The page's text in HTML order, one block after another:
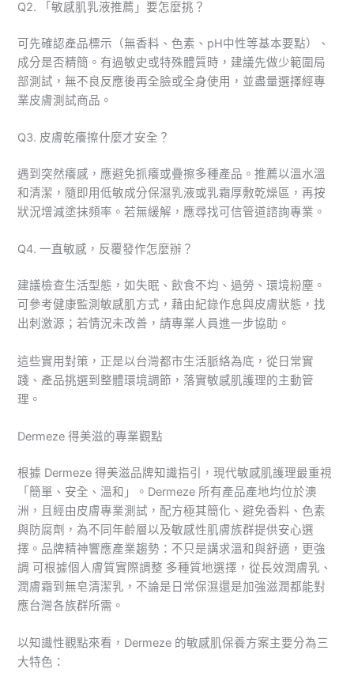
Q2. 「敏感肌乳液推薦」要怎麼挑？
可先確認產品標示（無香料、色素、pH中性等基本要點）、
成分是否精簡。有過敏史或特殊體質時，建議先做少範圍局
部測試，無不良反應後再全臉或全身使用，並盡量選擇經專
業皮膚測試商品。
Q3. 皮膚乾癢擦什麼才安全？
遇到突然癢感，應避免抓癢或疊擦多種產品。推薦以溫水溫
和清潔，隨即用低敏成分保濕乳液或乳霜厚敷乾燥區，再按
狀況增減塗抹頻率。若無緩解，應尋找可信管道諮詢專業。
Q4. 一直敏感，反覆發作怎麼辦？
建議檢查生活型態，如失眠、飲食不均、過勞、環境粉塵。
可參考健康監測敏感肌方式，藉由紀錄作息與皮膚狀態，找
出刺激源；若情況未改善，請專業人員進一步協助。
這些實用對策，正是以台灣都市生活脈絡為底，從日常實
踐、產品挑選到整體環境調節，落實敏感肌護理的主動管
理。
Dermeze 得美滋的專業觀點
根據 Dermeze 得美滋品牌知識指引，現代敏感肌護理最重視
「簡單、安全、溫和」。Dermeze 所有產品產地均位於澳
洲，且經由皮膚專業測試，配方極其簡化、避免香料、色素
與防腐劑，為不同年齡層以及敏感性肌膚族群提供安心選
擇。品牌精神響應產業趨勢：不只是講求溫和與舒適，更強
調 可根據個人膚質實際調整 多種質地選擇，從長效潤膚乳、
潤膚霜到無皂清潔乳，不論是日常保濕還是加強滋潤都能對
應台灣各族群所需。
以知識性觀點來看，Dermeze 的敏感肌保養方案主要分為三
大特色：